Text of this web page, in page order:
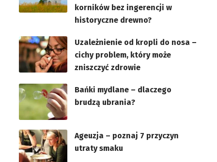
korników bez ingerencji w
historyczne drewno?
Uzależnienie od kropli do nosa –
cichy problem, który może
zniszczyć zdrowie
Bańki mydlane – dlaczego
brudzą ubrania?
Ageuzja – poznaj 7 przyczyn
utraty smaku